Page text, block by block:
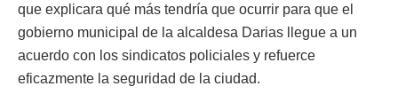
que explicara qué más tendría que ocurrir para que el
gobierno municipal de la alcaldesa Darias llegue a un
acuerdo con los sindicatos policiales y refuerce
eficazmente la seguridad de la ciudad.